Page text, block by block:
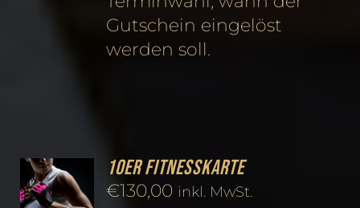
Gutschein eingelöst
werden soll.
10er Fitnesskarte
€130,00 inkl. MwSt.